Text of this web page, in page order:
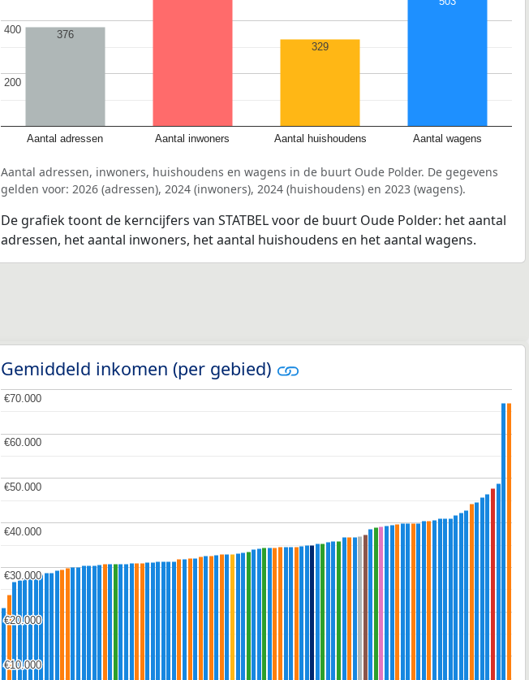
Aantal adressen Aantal inwoners Aantal huishoudens Aantal wagens
200
200
400
400 376
329
Aantal adressen, inwoners, huishoudens en wagens in de buurt Oude Polder. De gegevens
gelden voor: 2026 (adressen), 2024 (inwoners), 2024 (huishoudens) en 2023 (wagens).
De grafiek toont de kerncijfers van STATBEL voor de buurt Oude Polder: het aantal
adressen, het aantal inwoners, het aantal huishoudens en het aantal wagens.
Gemiddeld inkomen (per gebied)
€10.000
€10.000
€20.000
€20.000
€30.000
€30.000
€40.000
€40.000
€50.000
€50.000
€60.000
€60.000
€70.000
€70.000